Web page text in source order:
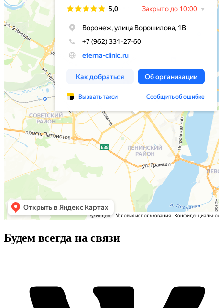
Будем всегда на связи